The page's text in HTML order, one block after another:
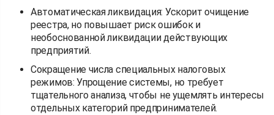
Автоматическая ликвидация: Ускорит очищение
реестра, но повышает риск ошибок и
необоснованной ликвидации действующих
предприятий.
Сокращение числа специальных налоговых
режимов: Упрощение системы, но требует
тщательного анализа, чтобы не ущемлять интересы
отдельных категорий предпринимателей.